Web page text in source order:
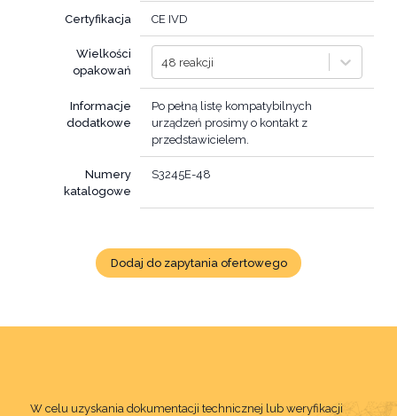
Certyfikacja CE IVD
Wielkości
opakowań
48 reakcji
Informacje
dodatkowe
Po pełną listę kompatybilnych
urządzeń prosimy o kontakt z
przedstawicielem.
Numery
katalogowe
Dodaj do zapytania ofertowego
W celu uzyskania dokumentacji technicznej lub weryfikacji